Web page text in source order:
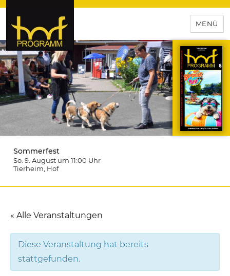
hof-programm – das
Veranstaltungsportal für
Hochfranken
MENÜ
Sommerfest
So. 9. August um 11:00 Uhr
Tierheim , Hof
« Alle Veranstaltungen
Diese Veranstaltung hat bereits
stattgefunden.